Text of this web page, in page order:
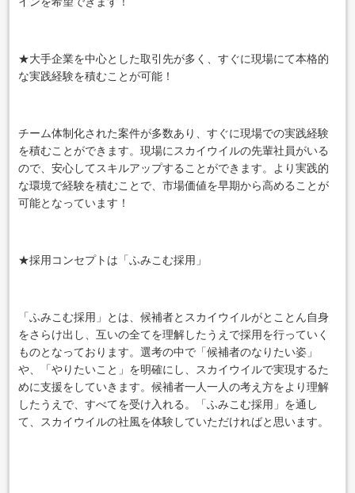
★大手企業を中心とした取引先が多く、すぐに現場にて本格的
な実践経験を積むことが可能！
チーム体制化された案件が多数あり、すぐに現場での実践経験
を積むことができます。現場にスカイウイルの先輩社員がいる
ので、安心してスキルアップすることができます。より実践的
な環境で経験を積むことで、市場価値を早期から高めることが
可能となっています！
★採用コンセプトは「ふみこむ採用」
「ふみこむ採用」とは、候補者とスカイウイルがとことん自身
をさらけ出し、互いの全てを理解したうえで採用を行っていく
ものとなっております。選考の中で「候補者のなりたい姿」
や、「やりたいこと」を明確にし、スカイウイルで実現するた
めに支援をしていきます。候補者一人一人の考え方をより理解
したうえで、すべてを受け入れる。「ふみこむ採用」を通し
て、スカイウイルの社風を体験していただければと思います。